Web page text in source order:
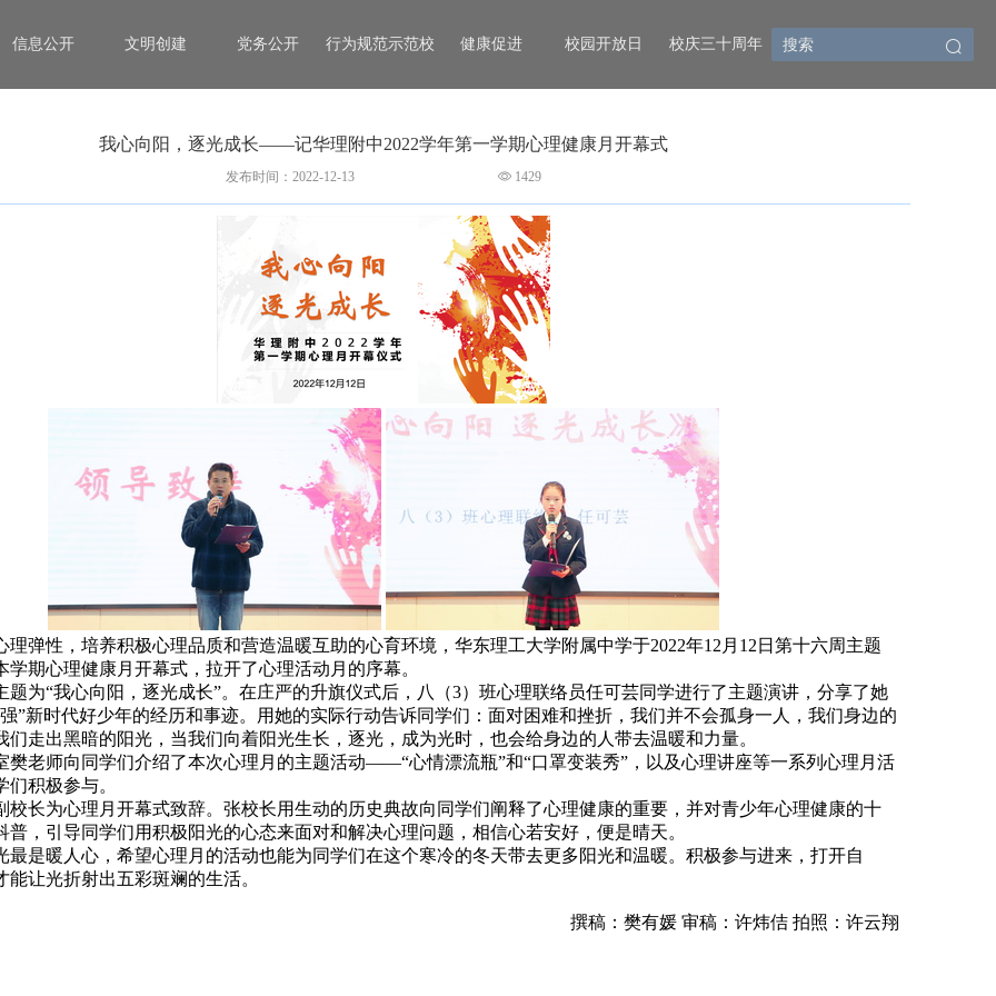
信息公开 文明创建 党务公开 行为规范示范校 健康促进 校园开放日 校庆三十周年
我心向阳，逐光成长——记华理附中2022学年第一学期心理健康月开幕式
发布时间：2022-12-13 1429
理弹性，培养积极心理品质和营造温暖互助的心育环境，华东理工大学附属中学于2022年12月12日第十六周主题
学期心理健康月开幕式，拉开了心理活动月的序幕。
题为“我心向阳，逐光成长”。在庄严的升旗仪式后，八（3）班心理联络员任可芸同学进行了主题演讲，分享了她
”新时代好少年的经历和事迹。用她的实际行动告诉同学们：面对困难和挫折，我们并不会孤身一人，我们身边的
们走出黑暗的阳光，当我们向着阳光生长，逐光，成为光时，也会给身边的人带去温暖和力量。
樊老师向同学们介绍了本次心理月的主题活动——“心情漂流瓶”和“口罩变装秀”，以及心理讲座等一系列心理月活
积极参与。
校长为心理月开幕式致辞。张校长用生动的历史典故向同学们阐释了心理健康的重要，并对青少年心理健康的十
普，引导同学们用积极阳光的心态来面对和解决心理问题，相信心若安好，便是晴天。
最是暖人心，希望心理月的活动也能为同学们在这个寒冷的冬天带去更多阳光和温暖。积极参与进来，打开自
能让光折射出五彩斑斓的生活。
撰稿：樊有媛 审稿：许炜佶 拍照：许云翔